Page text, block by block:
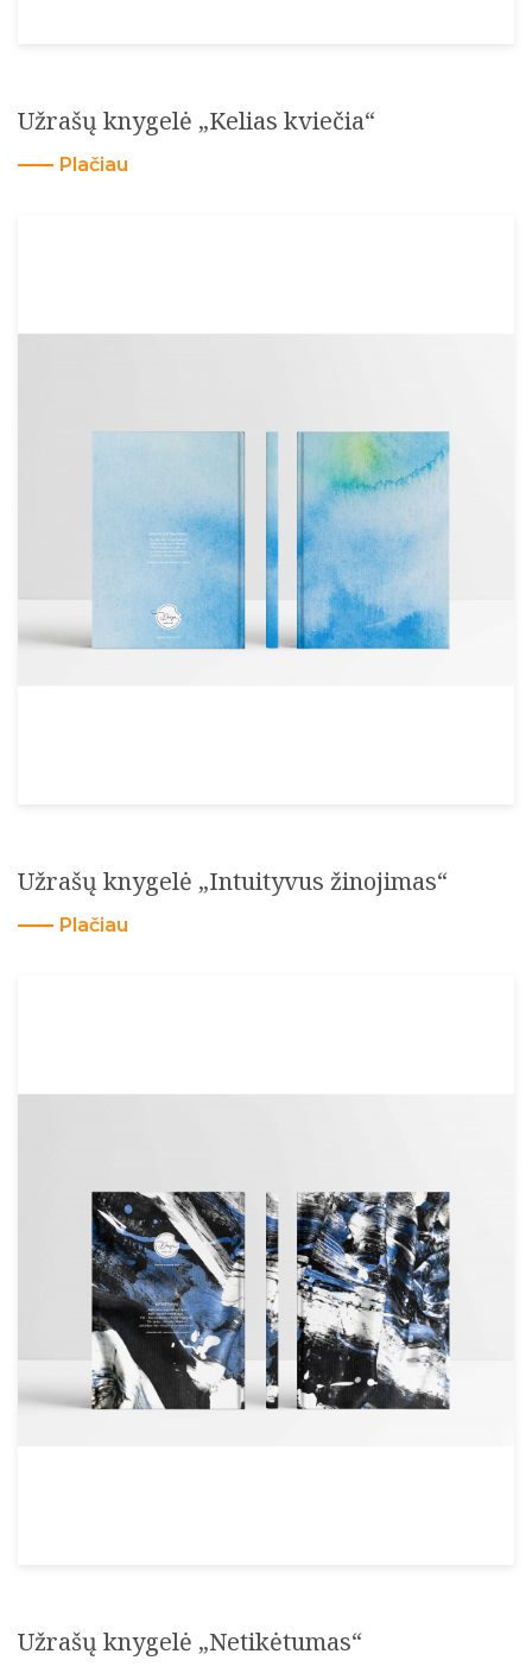
Užrašų knygelė „Kelias kviečia“
Plačiau
Užrašų knygelė „Intuityvus žinojimas“
Plačiau
Užrašų knygelė „Netikėtumas“